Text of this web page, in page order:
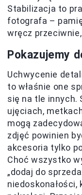
Stabilizacja to
fotografa –
wręcz
Pokazujemy
Uchwycenie
to właśnie one
się na tle innych.
ujęciach,
mogą
zdjęć powinien
akcesoria tylko
Choć wszystko
„dodaj do
niedoskonałości,